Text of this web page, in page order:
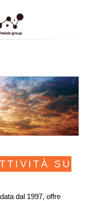
SU
dal 1997, offre